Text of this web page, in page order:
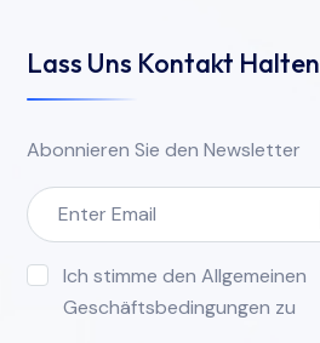
Lass Uns Kontakt Halten
Abonnieren Sie den Newsletter
Ich stimme den Allgemeinen
Geschäftsbedingungen zu